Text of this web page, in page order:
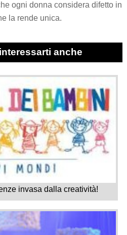
ogni donna considera difetto in
la rende unica.
anche
invasa dalla creatività!